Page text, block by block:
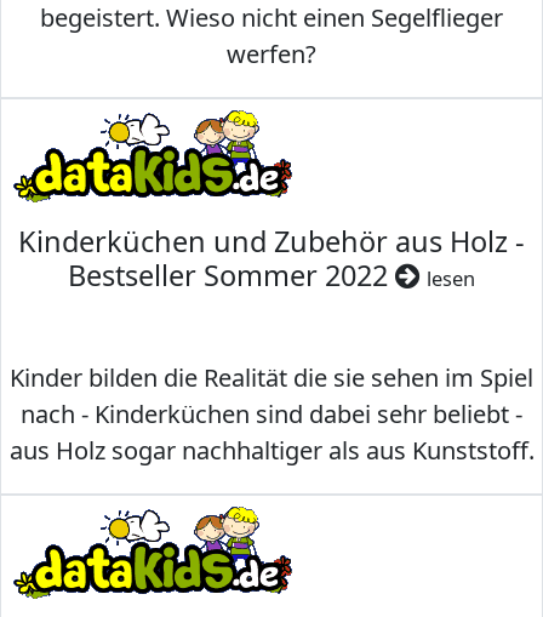
begeistert. Wieso nicht einen Segelflieger
werfen?
Kinderküchen und Zubehör aus Holz -
Bestseller Sommer 2022
lesen
Kinder bilden die Realität die sie sehen im Spiel
nach - Kinderküchen sind dabei sehr beliebt -
aus Holz sogar nachhaltiger als aus Kunststoff.